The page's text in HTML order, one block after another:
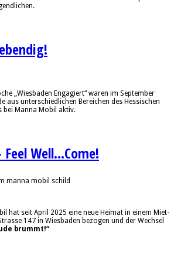
„Wiesbaden Engagiert“ waren im September
aus unterschiedlichen Bereichen des Hessischen
bei Manna Mobil aktiv.
Well...Come!
hat seit April 2025 eine neue Heimat in einem Miet-
147 in Wiesbaden bezogen und der Wechsel
brummt!“